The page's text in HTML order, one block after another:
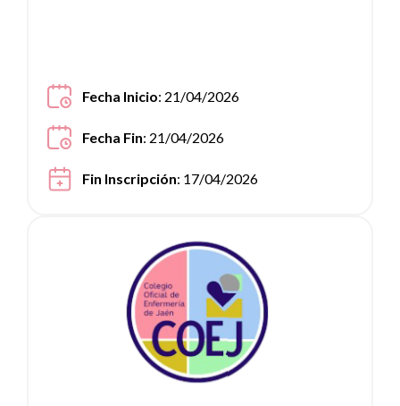
Fecha Inicio: 21/04/2026
Fecha Fin: 21/04/2026
Fin Inscripción: 17/04/2026